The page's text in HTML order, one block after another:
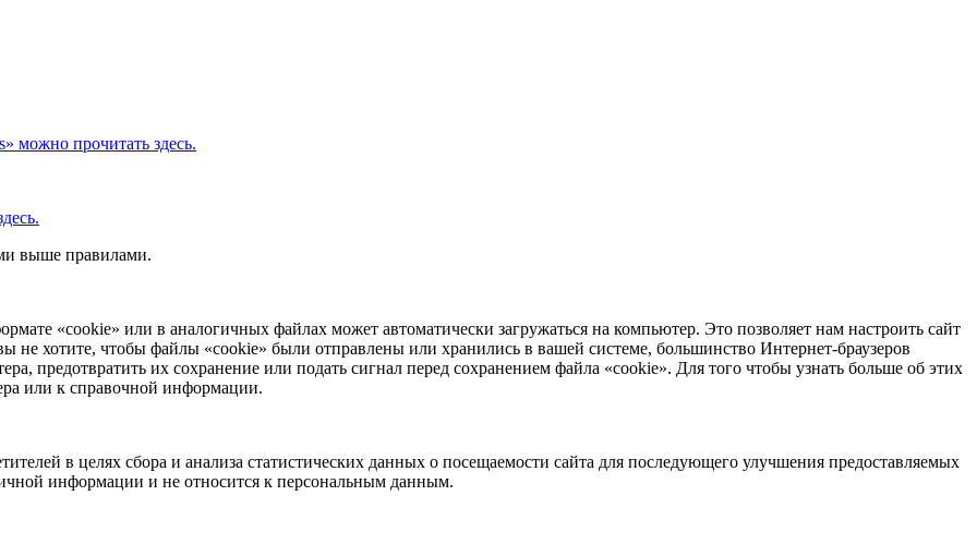
можно прочитать здесь.
выше правилами.
«cookie» или в аналогичных файлах может автоматически загружаться на компьютер. Это позволяет нам настроить сайт
не хотите, чтобы файлы «cookie» были отправлены или хранились в вашей системе, большинство Интернет-браузеров
предотвратить их сохранение или подать сигнал перед сохранением файла «cookie». Для того чтобы узнать больше об этих
или к справочной информации.
в целях сбора и анализа статистических данных о посещаемости сайта для последующего улучшения предоставляемых
информации и не относится к персональным данным.